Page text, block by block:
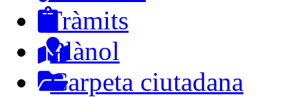
Tràmits
Plànol
Carpeta ciutadana